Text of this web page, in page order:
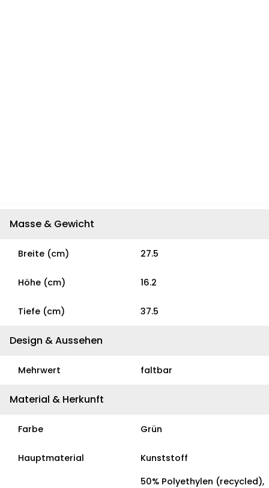
Masse & Gewicht
Breite (cm) 27.5
Höhe (cm) 16.2
Tiefe (cm) 37.5
Design & Aussehen
Mehrwert faltbar
Material & Herkunft
Farbe Grün
Hauptmaterial Kunststoff
50% Polyethylen (recycled),